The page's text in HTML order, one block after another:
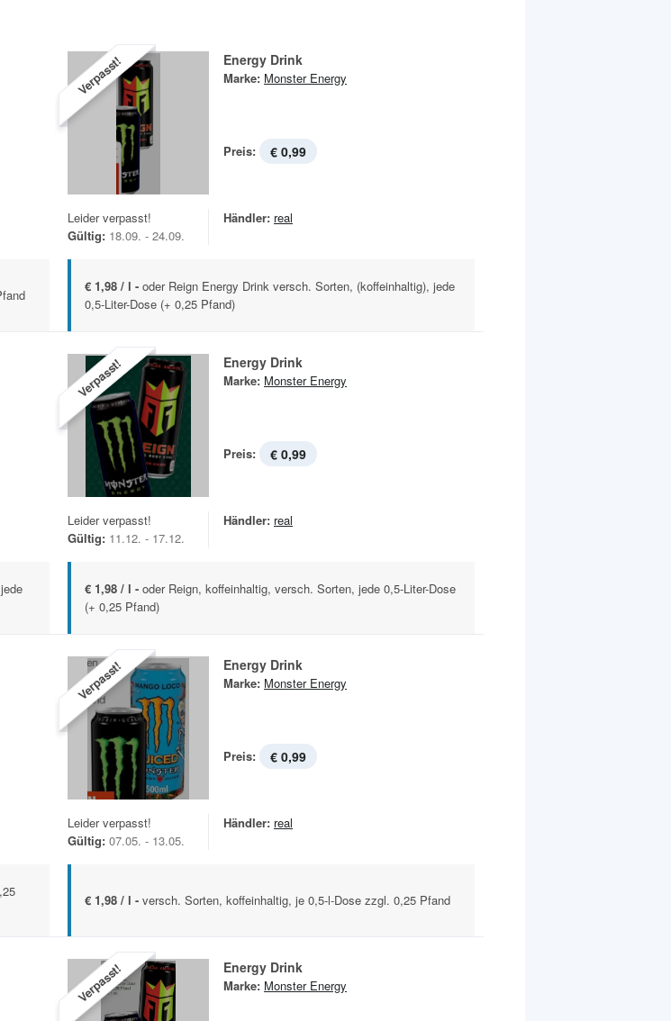
Verpasst! Energy Drink
Marke: Monster Energy
Preis: € 0,99
Leider verpasst!
Gültig: 18.09. - 24.09.
Händler: real
€ 1,98 / l - oder Reign Energy Drink versch. Sorten, (koffeinhaltig), jede
0,5-Liter-Dose (+ 0,25 Pfand)
Verpasst! Energy Drink
Marke: Monster Energy
Preis: € 0,99
Leider verpasst!
Gültig: 11.12. - 17.12.
Händler: real
€ 1,98 / l - oder Reign, koffeinhaltig, versch. Sorten, jede 0,5-Liter-Dose
(+ 0,25 Pfand)
Verpasst! Energy Drink
Marke: Monster Energy
Preis: € 0,99
Leider verpasst!
Gültig: 07.05. - 13.05.
Händler: real
€ 1,98 / l - versch. Sorten, koffeinhaltig, je 0,5-l-Dose zzgl. 0,25 Pfand
Verpasst! Energy Drink
Marke: Monster Energy